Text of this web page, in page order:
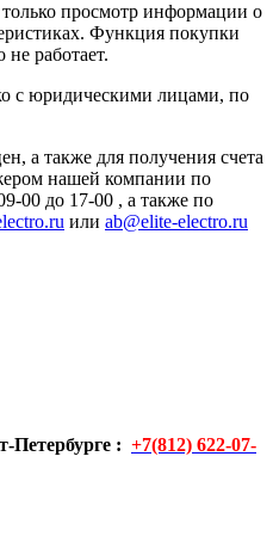
просмотр информации о
Функция покупки
работает.
с юридическими лицами, по
а также для получения счета
нашей компании по
00 до 17-00 , а также по
или ab@elite-electro.ru
Петербурге : +7(812) 622-07-